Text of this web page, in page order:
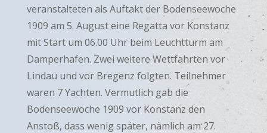
veranstalteten als Auftakt der Bodenseewoche
1909 am 5. August eine Regatta vor Konstanz
mit Start um 06.00 Uhr beim Leuchtturm am
Damperhafen. Zwei weitere Wettfahrten vor
Lindau und vor Bregenz folgten. Teilnehmer
waren 7 Yachten. Vermutlich gab die
Bodenseewoche 1909 vor Konstanz den
Anstoß, dass wenig später, nämlich am 27.